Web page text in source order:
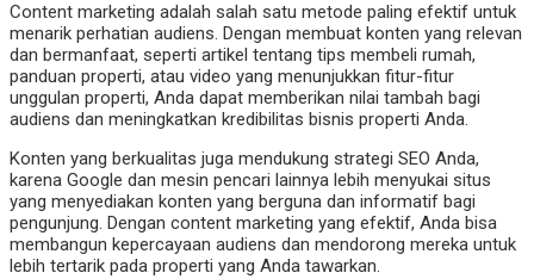
Content marketing adalah salah satu metode paling efektif untuk
menarik perhatian audiens. Dengan membuat konten yang relevan
dan bermanfaat, seperti artikel tentang tips membeli rumah,
panduan properti, atau video yang menunjukkan fitur-fitur
unggulan properti, Anda dapat memberikan nilai tambah bagi
audiens dan meningkatkan kredibilitas bisnis properti Anda.
Konten yang berkualitas juga mendukung strategi SEO Anda,
karena Google dan mesin pencari lainnya lebih menyukai situs
yang menyediakan konten yang berguna dan informatif bagi
pengunjung. Dengan content marketing yang efektif, Anda bisa
membangun kepercayaan audiens dan mendorong mereka untuk
lebih tertarik pada properti yang Anda tawarkan.